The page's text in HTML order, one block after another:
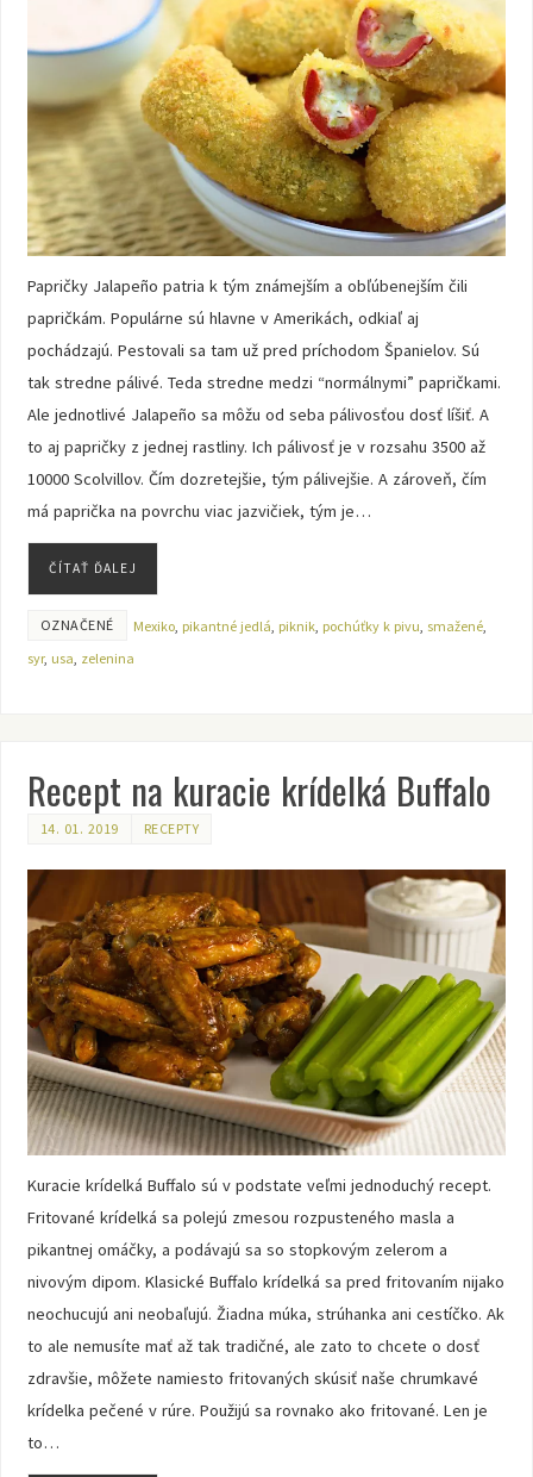
Papričky Jalapeño patria k tým známejším a obľúbenejším čili
papričkám. Populárne sú hlavne v Amerikách, odkiaľ aj
pochádzajú. Pestovali sa tam už pred príchodom Španielov. Sú
tak stredne pálivé. Teda stredne medzi “normálnymi” papričkami.
Ale jednotlivé Jalapeño sa môžu od seba pálivosťou dosť líšiť. A
to aj papričky z jednej rastliny. Ich pálivosť je v rozsahu 3500 až
10000 Scolvillov. Čím dozretejšie, tým pálivejšie. A zároveň, čím
má paprička na povrchu viac jazvičiek, tým je…
ČÍTAŤ ĎALEJ
OZNAČENÉ Mexiko, pikantné jedlá piknik, pochúťky k pivu smažené,
syr, usa zelenina
Recept na kuracie krídelká Buffalo
14. 01. 2019 RECEPTY
Kuracie krídelká Buffalo sú v podstate veľmi jednoduchý recept.
Fritované krídelká sa polejú zmesou rozpusteného masla a
pikantnej omáčky, a podávajú sa so stopkovým zelerom a
nivovým dipom. Klasické Buffalo krídelká sa pred fritovaním nijako
neochucujú ani neobaľujú. Žiadna múka, strúhanka ani cestíčko. Ak
to ale nemusíte mať až tak tradičné, ale zato to chcete o dosť
zdravšie, môžete namiesto fritovaných skúsiť naše chrumkavé
krídelka pečené v rúre. Použijú sa rovnako ako fritované. Len je
to…